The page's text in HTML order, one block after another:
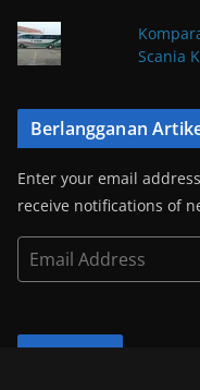
Scania
Berlangganan
Enter your email
receive notifications of
m
i